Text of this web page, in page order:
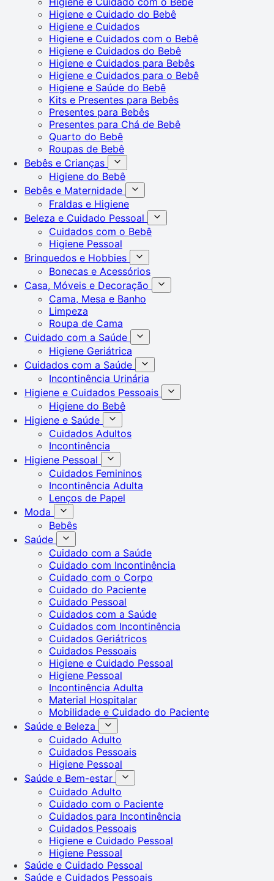
Higiene e Cuidado do Bebê
Higiene e Cuidados
Higiene e Cuidados com o Bebê
Higiene e Cuidados do Bebê
Higiene e Cuidados para Bebês
Higiene e Cuidados para o Bebê
Higiene e Saúde do Bebê
Kits e Presentes para Bebês
Presentes para Bebês
Presentes para Chá de Bebê
Quarto do Bebê
Roupas de Bebê
Bebês e Crianças
Higiene do Bebê
Bebês e Maternidade
Fraldas e Higiene
Beleza e Cuidado Pessoal
Cuidados com o Bebê
Higiene Pessoal
Brinquedos e Hobbies
Bonecas e Acessórios
Casa, Móveis e Decoração
Cama, Mesa e Banho
Limpeza
Roupa de Cama
Cuidado com a Saúde
Higiene Geriátrica
Cuidados com a Saúde
Incontinência Urinária
Higiene e Cuidados Pessoais
Higiene do Bebê
Higiene e Saúde
Cuidados Adultos
Incontinência
Higiene Pessoal
Cuidados Femininos
Incontinência Adulta
Lenços de Papel
Moda
Bebês
Saúde
Cuidado com a Saúde
Cuidado com Incontinência
Cuidado com o Corpo
Cuidado do Paciente
Cuidado Pessoal
Cuidados com a Saúde
Cuidados com Incontinência
Cuidados Geriátricos
Cuidados Pessoais
Higiene e Cuidado Pessoal
Higiene Pessoal
Incontinência Adulta
Material Hospitalar
Mobilidade e Cuidado do Paciente
Saúde e Beleza
Cuidado Adulto
Cuidados Pessoais
Higiene Pessoal
Saúde e Bem-estar
Cuidado Adulto
Cuidado com o Paciente
Cuidados para Incontinência
Cuidados Pessoais
Higiene e Cuidado Pessoal
Higiene Pessoal
Saúde e Cuidado Pessoal
Saúde e Cuidados Pessoais